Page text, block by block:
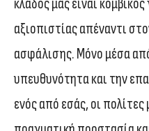
κλάδος μας είναι
αξιοπιστίας απέναντι
ασφάλισης. Μόνο μέσα
υπευθυνότητα και την
ενός από εσάς, οι